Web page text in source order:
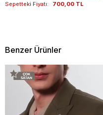
Sepetteki Fiyatı: 700,00 TL
Benzer Ürünler